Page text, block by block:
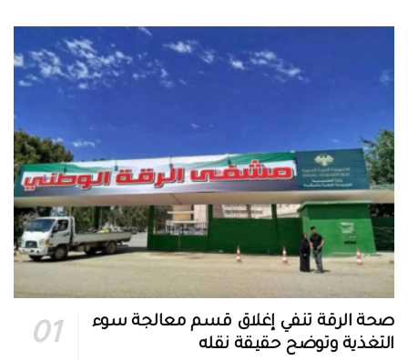
صحة الرقة تنفي إغلاق قسم معالجة سوء
التغذية وتوضح حقيقة نقله